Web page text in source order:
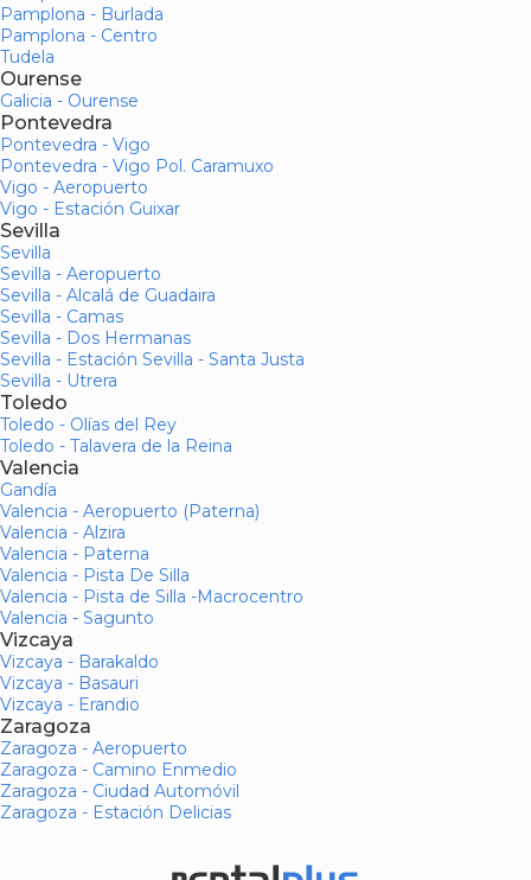
Pamplona - Burlada
Pamplona - Centro
Tudela
Ourense
Galicia - Ourense
Pontevedra
Pontevedra - Vigo
Pontevedra - Vigo Pol. Caramuxo
Vigo - Aeropuerto
Vigo - Estación Guixar
Sevilla
Sevilla
Sevilla - Aeropuerto
Sevilla - Alcalá de Guadaira
Sevilla - Camas
Sevilla - Dos Hermanas
Sevilla - Estación Sevilla - Santa Justa
Sevilla - Utrera
Toledo
Toledo - Olías del Rey
Toledo - Talavera de la Reina
Valencia
Gandía
Valencia - Aeropuerto (Paterna)
Valencia - Alzira
Valencia - Paterna
Valencia - Pista De Silla
Valencia - Pista de Silla -Macrocentro
Valencia - Sagunto
Vizcaya
Vizcaya - Barakaldo
Vizcaya - Basauri
Vizcaya - Erandio
Zaragoza
Zaragoza - Aeropuerto
Zaragoza - Camino Enmedio
Zaragoza - Ciudad Automóvil
Zaragoza - Estación Delicias